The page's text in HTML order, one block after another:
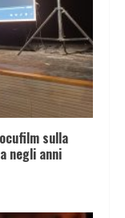
sulla
negli anni